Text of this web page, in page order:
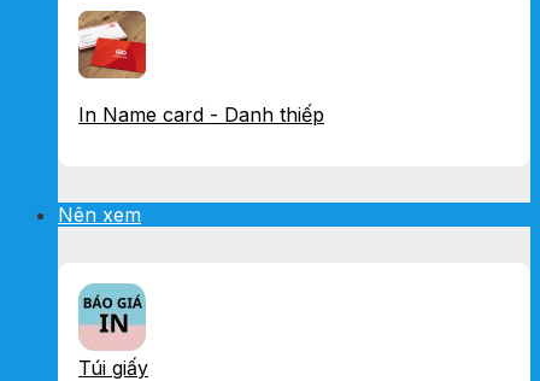
In Name card - Danh thiếp
Nên xem
Túi giấy